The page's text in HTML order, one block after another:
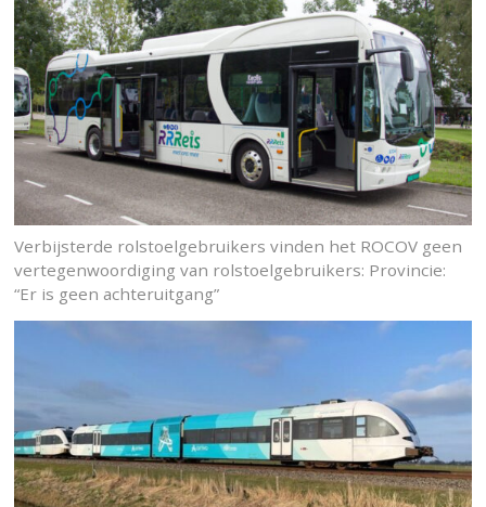
Verbijsterde rolstoelgebruikers vinden het ROCOV geen
vertegenwoordiging van rolstoelgebruikers: Provincie:
“Er is geen achteruitgang”